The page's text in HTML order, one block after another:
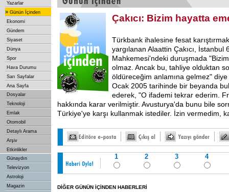
Yazarlar
» Günün İçinden
Ekonomi
Gündem
Siyaset
Dünya
Spor
Hava Durumu
Sarı Sayfalar
Ana Sayfa
Dosyalar
Teknoloji
Emlak
Otomobil
Detaylı Arama
Arşiv
Etkinlikler
Günaydın
Televizyon
Astroloji
Magazin
Çakıcı: Bizim hayatta
Türkbank ihalesine fesat
yargılanan Alaattin Çakıcı, İstanbul
Mahkemesi'ndeki duruşmada
olmaz. Ancak bu, tahliye olduktan
öldüreceğim anlamına gelmez" diye
Ocak 2005 tarihinde bir beyanda
ederek, "O ifademi tekrar ederim.
hakkında karar verilmiştir. Avusturya'da bunu bile
Türkiye'ye karşı kullanmak istediler. İzin vermedim,
1 2 3 4
DİĞER GÜNÜN İÇİNDEN HABERLERİ